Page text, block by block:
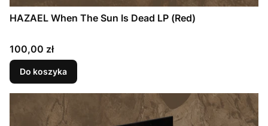
HAZAEL When The Sun Is Dead LP (Red)
Cena
100,00 zł
Do koszyka